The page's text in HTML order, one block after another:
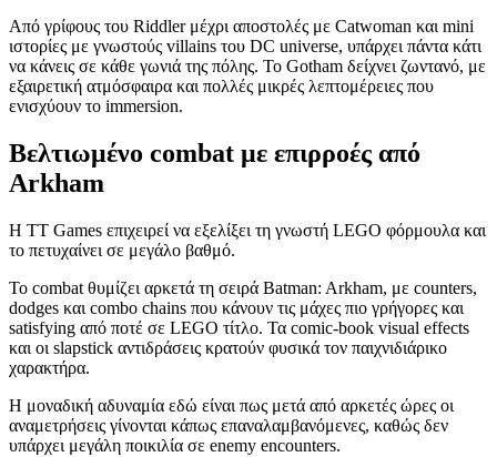
Από γρίφους του Riddler μέχρι αποστολές με Catwoman και mini
ιστορίες με γνωστούς villains του DC universe, υπάρχει πάντα κάτι
να κάνεις σε κάθε γωνιά της πόλης. Το Gotham δείχνει ζωντανό, με
εξαιρετική ατμόσφαιρα και πολλές μικρές λεπτομέρειες που
ενισχύουν το immersion.
Βελτιωμένο combat με επιρροές από
Arkham
Η TT Games επιχειρεί να εξελίξει τη γνωστή LEGO φόρμουλα και
το πετυχαίνει σε μεγάλο βαθμό.
Το combat θυμίζει αρκετά τη σειρά Batman: Arkham, με counters,
dodges και combo chains που κάνουν τις μάχες πιο γρήγορες και
satisfying από ποτέ σε LEGO τίτλο. Τα comic-book visual effects
και οι slapstick αντιδράσεις κρατούν φυσικά τον παιχνιδιάρικο
χαρακτήρα.
Η μοναδική αδυναμία εδώ είναι πως μετά από αρκετές ώρες οι
αναμετρήσεις γίνονται κάπως επαναλαμβανόμενες, καθώς δεν
υπάρχει μεγάλη ποικιλία σε enemy encounters.